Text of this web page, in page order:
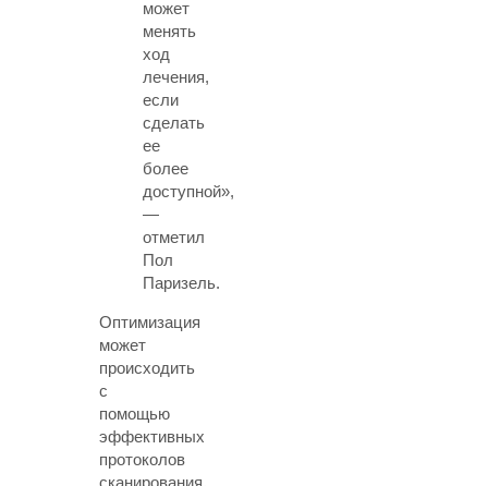
может
менять
ход
лечения,
если
сделать
ее
более
доступной»,
—
отметил
Пол
Паризель.
Оптимизация
может
происходить
с
помощью
эффективных
протоколов